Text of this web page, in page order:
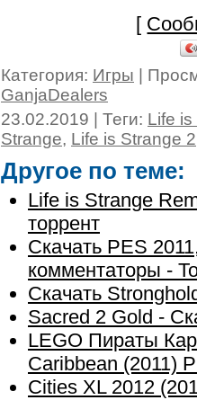
[
Категория: Игры |
GanjaDealers
23.02.2019 | Теги: Life
Strange, Life is Strange 2
Другое по теме:
Life is Strange
торрент
Скачать PES
комментаторы -
Скачать
Sacred 2 Gold -
LEGO Пираты
Caribbean (2011)
Cities XL 2012